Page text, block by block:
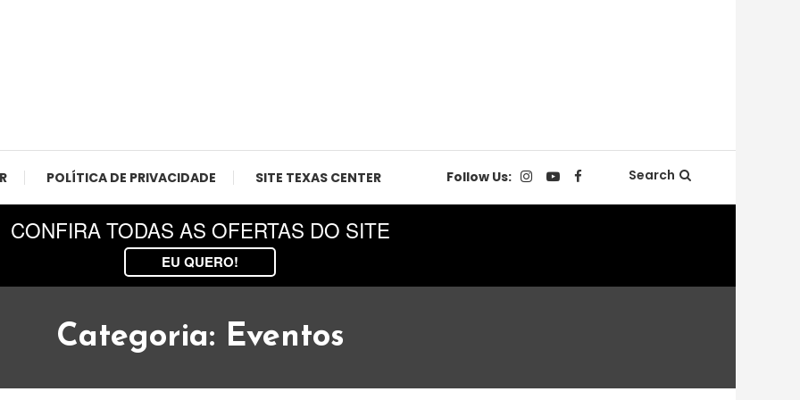
POLÍTICA DE PRIVACIDADE SITE TEXAS CENTER Follow Us: Search
CONFIRA TODAS AS OFERTAS DO SITE
EU QUERO!
Categoria: Eventos